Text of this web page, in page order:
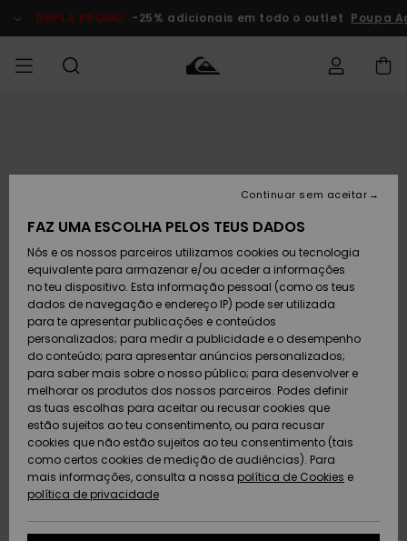
do
DUPLA PROMO -25% adicionais em todo o outlet Poupa
Calçado e
chinelos
Surfe/água
Snow
Artigos
recém-
chegados
MENINO
Calçado e
chinelos
Surfe/água
Neve
Artigos
recém-
chegados
MULHER
chegados
Highlights
Snow
SURF
Crianças
Highlights
Community
SNOW
Artigos
Criança
Snow Shop
Feminino
Highlights
Community
DUPLA
PROMO
Criança
Outlet
Mulher
AJUDA
Devoluções
Pagamento
Cartão
presente
Quiksilver
Freedom
Protecção de
dados
Guia de
SUSTAINABILITY
FAZ UMA ESCOLHA PELOS TEUS DADOS
Nós e os nossos parceiros utilizamos cookies ou tecnologia
equivalente para armazenar e/ou aceder a informações
no teu dispositivo. Esta informação pessoal (como os teus
dados de navegação e endereço IP) pode ser utilizada
para te apresentar publicações e conteúdos
personalizados; para medir a publicidade e o desempenho
do conteúdo; para apresentar anúncios personalizados;
para saber mais sobre o nosso público; para desenvolver e
melhorar os produtos dos nossos parceiros. Podes definir
as tuas escolhas para aceitar ou recusar cookies que
estão sujeitos ao teu consentimento, ou para recusar
cookies que não estão sujeitos ao teu consentimento (tais
como certos cookies de medição de audiências). Para
mais informações, consulta a nossa política de Cookies e
política de privacidade
Continuar sem aceitar